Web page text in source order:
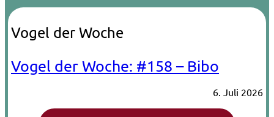
Vogel der Woche
Vogel der Woche: #158 – Bibo
6. Juli 2026